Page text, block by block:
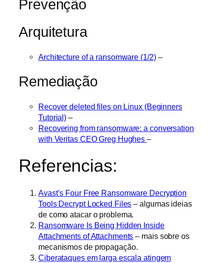
Prevenção
Arquitetura
Architecture of a ransomware (1/2)–
Remediação
Recover deleted files on Linux (Beginners
Tutorial) –
Recovering from ransomware: a conversation
with Veritas CEO Greg Hughes–
Referencias:
Avast’s Four Free Ransomware Decryption
Tools Decrypt Locked Files – algumas ideias
de como atacar o problema.
Ransomware Is Being Hidden Inside
Attachments of Attachments – mais sobre os
mecanismos de propagação.
Ciberataques em larga escala atingem